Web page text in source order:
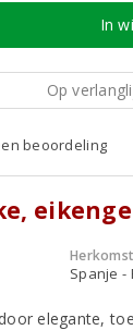
In
Op
beoordeling
Herkomst
Spanje -
elegante,